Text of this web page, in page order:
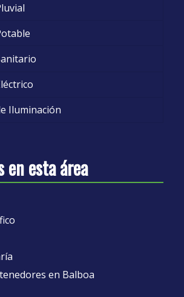
Iluminación
en esta área
en Balboa